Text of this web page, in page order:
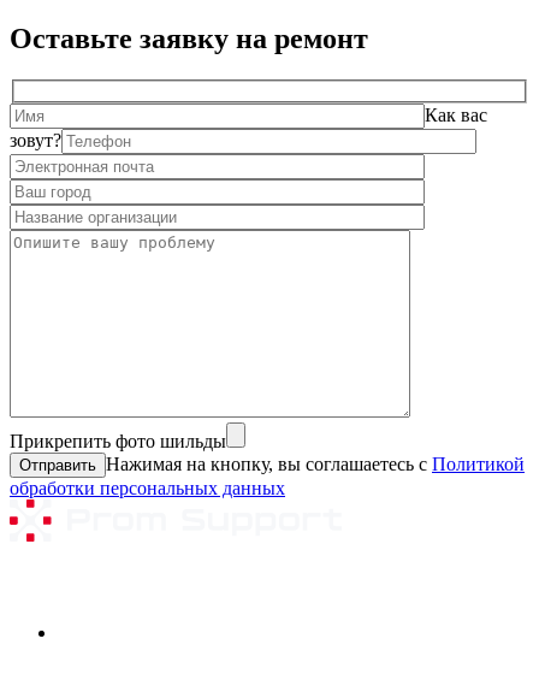
Оставьте заявку на ремонт
Как вас
зовут?
Прикрепить фото шильды
Нажимая на кнопку, вы соглашаетесь с Политикой
обработки персональных данных